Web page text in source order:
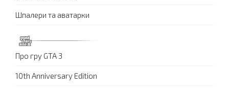
Шпалери та аватарки
Про гру GTA 3
10th Anniversary Edition